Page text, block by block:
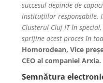
succesul depinde de
instituțiilor responsabile.
Clusterul Cluj IT în
sprijine acest proces în
Homorodean, Vice
CEO al companiei Arxia.
Semnătura